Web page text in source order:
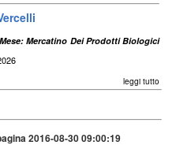
Mercatino Dei Prodotti Biologici
leggi tutto
2016-08-30 09:00:19